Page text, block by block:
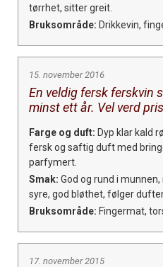
tørrhet, sitter greit.
Bruksområde: Drikkevin,
15. november 2016
En veldig fersk ferskvin
minst ett år. Vel verd
Farge og duft: Dyp klar kald
fersk og saftig duft med
parfymert.
Smak: God og rund i
syre, god bløthet, følger
Bruksområde: Fingermat,
17. november 2015